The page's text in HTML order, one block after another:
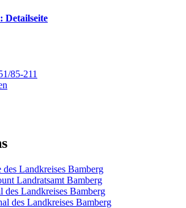
: Detailseite
85-211
des Landkreises Bamberg
Landratsamt Bamberg
des Landkreises Bamberg
des Landkreises Bamberg